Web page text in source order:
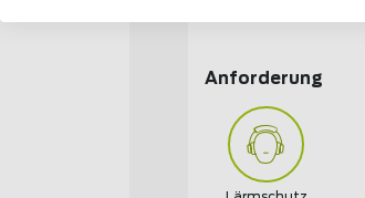
Anforderung